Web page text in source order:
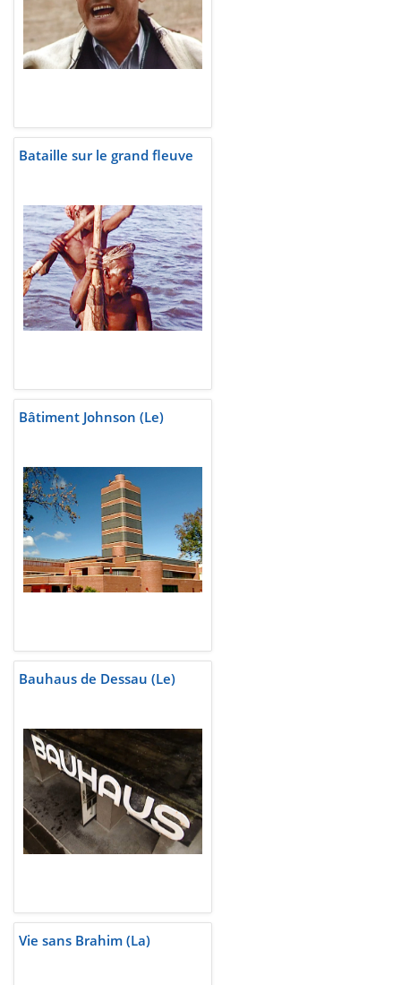
Bataille sur le grand fleuve
Bâtiment Johnson (Le)
Bauhaus de Dessau (Le)
Vie sans Brahim (La)